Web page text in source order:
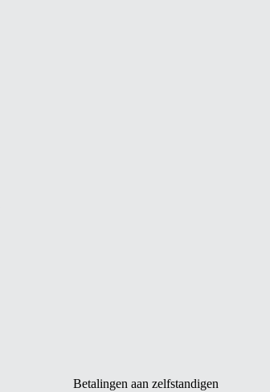
Betalingen aan zelfstandigen